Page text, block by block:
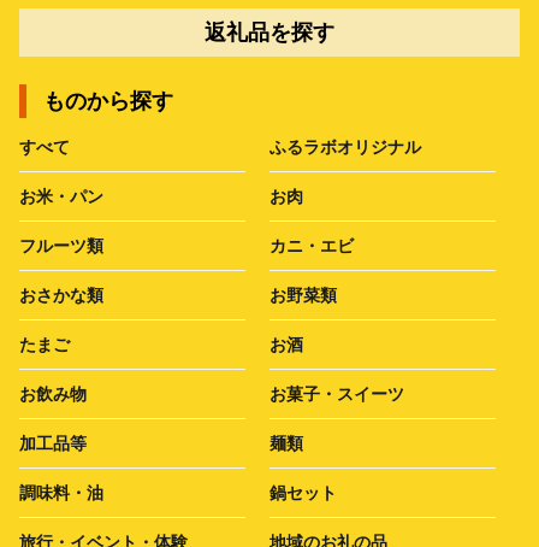
返礼品を探す
ものから探す
すべて ふるラボオリジナル
お米・パン お肉
フルーツ類 カニ・エビ
おさかな類 お野菜類
たまご お酒
お飲み物 お菓子・スイーツ
加工品等 麺類
調味料・油 鍋セット
旅行・イベント・体験 地域のお礼の品